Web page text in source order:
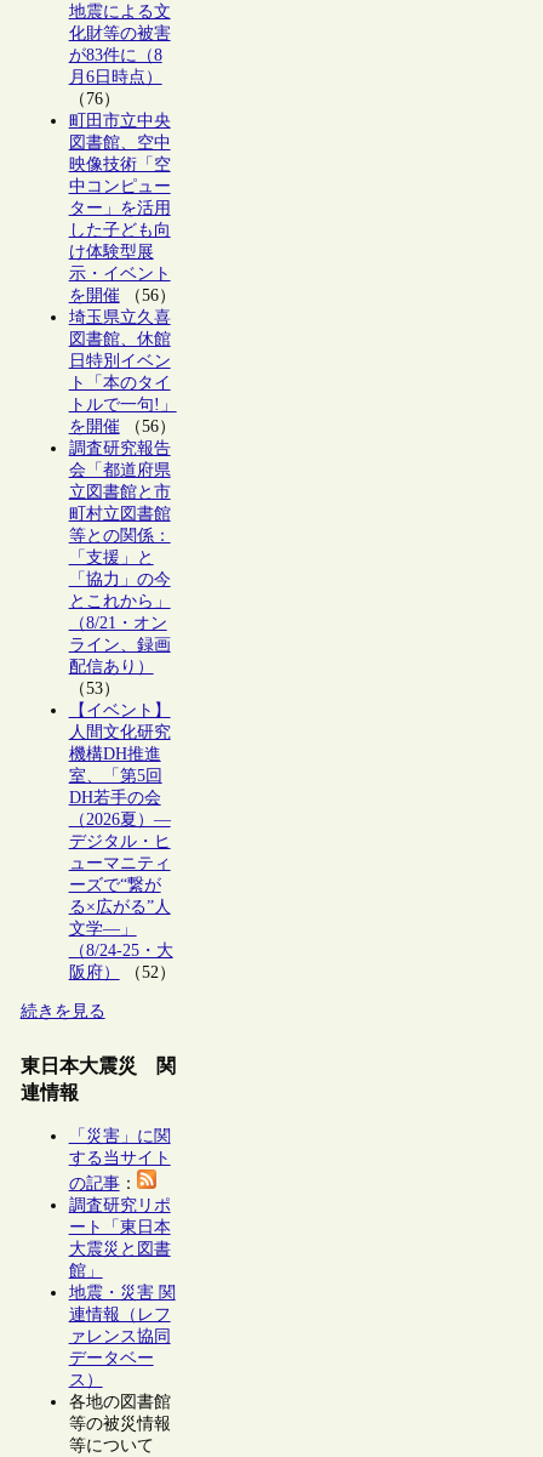
地震による文
化財等の被害
が83件に（8
月6日時点）
（76）
町田市立中央
図書館、空中
映像技術「空
中コンピュー
ター」を活用
した子ども向
け体験型展
示・イベント
を開催（56）
埼玉県立久喜
図書館、休館
日特別イベン
ト「本のタイ
トルで一句!」
を開催（56）
調査研究報告
会「都道府県
立図書館と市
町村立図書館
等との関係：
「支援」と
「協力」の今
とこれから」
（8/21・オン
ライン、録画
配信あり）
（53）
【イベント】
人間文化研究
機構DH推進
室、「第5回
DH若手の会
（2026夏）―
デジタル・ヒ
ューマニティ
ーズで“繋が
る×広がる”人
文学―」
（8/24-25・大
阪府）
（52）
続きを見る
東日本大震災 関
連情報
「災害」に関
する当サイト
の記事：
調査研究リポ
ート「東日本
大震災と図書
館」
地震・災害 関
連情報（レフ
ァレンス協同
データベー
ス）
各地の図書館
等の被災情報
等について